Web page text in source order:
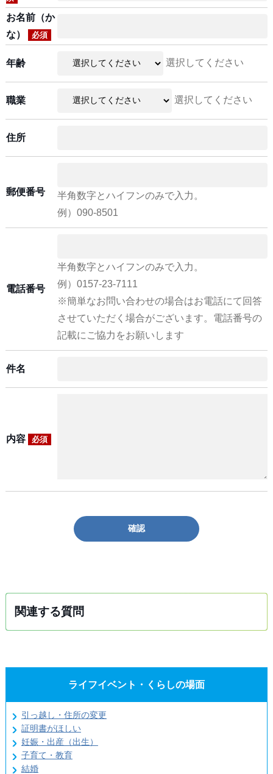
お名前（か
な）
必須
年齢 選択してください
職業 選択してください
住所
郵便番号
半角数字とハイフンのみで入力。
例）090-8501
電話番号
半角数字とハイフンのみで入力。
例）0157-23-7111
※簡単なお問い合わせの場合はお電話にて回答
させていただく場合がございます。電話番号の
記載にご協力をお願いします
件名
内容 必須
確認
関連する質問
ライフイベント・くらしの場面
引っ越し・住所の変更
証明書がほしい
妊娠・出産（出生）
子育て・教育
結婚